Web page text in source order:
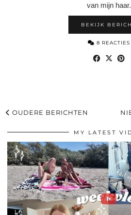
van mijn haar.
BEKIJK
8 REACTIES
OUDERE BERICHTEN
MY LATEST